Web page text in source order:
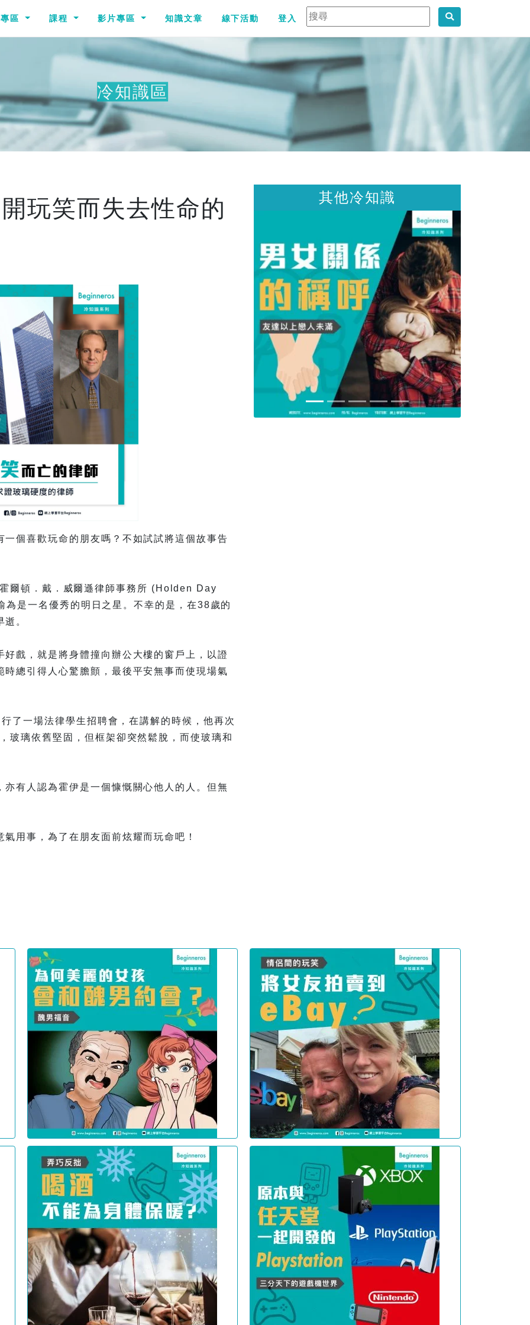
區 課程 影片專區 知識文章 線下活動 登入
冷知識區
玩笑而失去性命的
個喜歡玩命的朋友嗎？不如試試將這個故事告
爾頓．戴．威爾遜律師事務所 (Holden Day
是一名優秀的明日之星。不幸的是，在38歲的
。
戲，就是將身體撞向辦公大樓的窗戶上，以證
總引得人心驚膽顫，最後平安無事而使現場氣
了一場法律學生招聘會，在講解的時候，他再次
玻璃依舊堅固，但框架卻突然鬆脫，而使玻璃和
有人認為霍伊是一個慷慨關心他人的人。但無
用事，為了在朋友面前炫耀而玩命吧！